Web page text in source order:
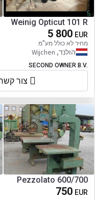
Weinig Opticut 101 R
5 800 EUR
מחיר לא כולל מע"מ
הולנד, Wijchen
SECOND OWNER B.V.
צור
Pezzolato 600/700
750 EUR